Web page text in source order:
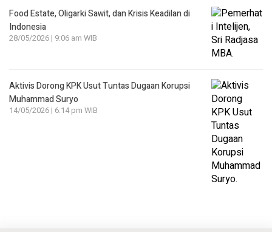
Food Estate, Oligarki Sawit, dan Krisis Keadilan di
Indonesia
28/05/2026 | 9:06 am WIB
Aktivis Dorong KPK Usut Tuntas Dugaan Korupsi
Muhammad Suryo
14/05/2026 | 6:14 pm WIB